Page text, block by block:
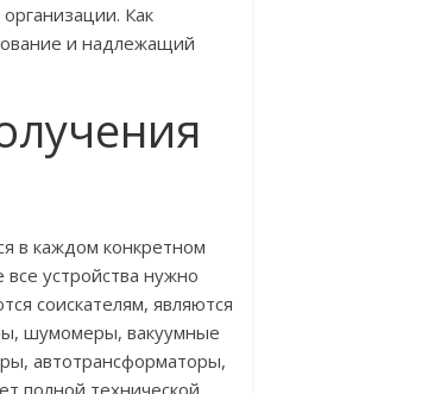
Как
и надлежащий
в каждом конкретном
устройства нужно
соискателям, являются
шумомеры, вакуумные
автотрансформаторы,
полной технической